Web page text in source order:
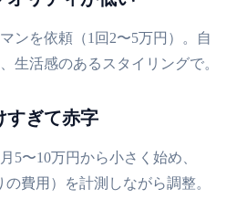
ンを依頼（1回2〜5万円）。自
生活感のあるスタイリングで。
ぎて赤字
5〜10万円から小さく始め、
費用）を計測しながら調整。